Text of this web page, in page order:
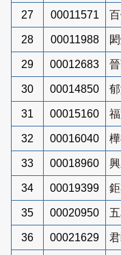
27 00011571
28 00011988
29 00012683
30 00014850
31 00015160
32 00016040
33 00018960
34 00019399
35 00020950
36 00021629